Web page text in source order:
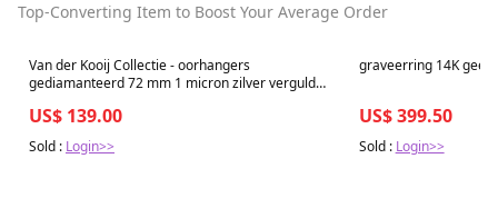
Top-Converting Item to Boost Your Average Order
Best in 7 days
Van der Kooij Collectie - oorhangers
gediamanteerd 72 mm 1 micron zilver verguld
US$ 139.00
Sold : Login>>
Best in 7 days
graveerring 14K
US$ 399.50
Sold : Login>>